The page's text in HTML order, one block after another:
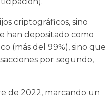
criptográficos, sino
han depositado como
(más del 99%), sino que
por segundo,
de 2022, marcando un